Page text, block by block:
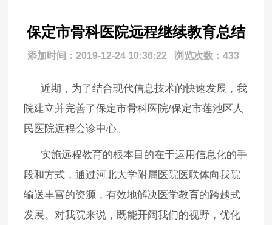
保定市骨科医院远程继续教育总结
添加时间：2019-12-24 10:36:22 浏览次数：433
近期，为了结合现代信息技术的快速发展，我
院建立并完善了保定市骨科医院/保定市莲池区人
民医院远程会诊中心。
实施远程教育的根本目的在于运用信息化的手
段和方式，通过河北大学附属医院医联体向我院
输送丰富的资源，有效地解决医学教育的跨越式
发展。对我院来说，既能开阔我们的视野，优化